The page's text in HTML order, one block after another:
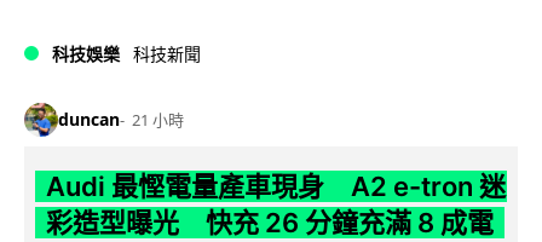
科技娛樂 科技新聞
duncan 21 小時
Audi 最慳電量產車現身 A2 e-tron 迷
彩造型曝光 快充 26 分鐘充滿 8 成電